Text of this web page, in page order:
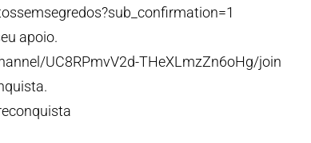
apoio.
UC8RPmvV2d-THeXLmzZn6oHg/join